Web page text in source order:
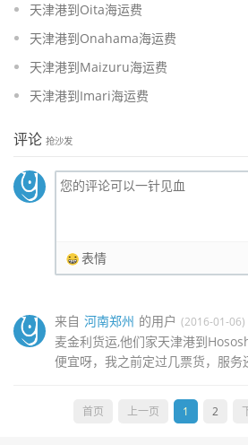
天津港到Oita海运费
天津港到Onahama海运费
天津港到Maizuru海运费
天津港到Imari海运费
评论 抢沙发
表情
来自 河南郑州 的用户 (2016-01-06)
麦金利货运,他们家天津港到
便宜呀，我之前定过几票货，服务
首页 上一页 1 2